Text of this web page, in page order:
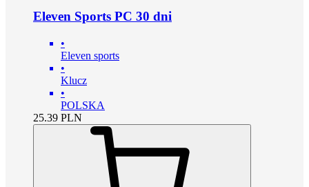
Eleven Sports PC 30 dni
•
Eleven sports
•
Klucz
•
POLSKA
25.39 PLN